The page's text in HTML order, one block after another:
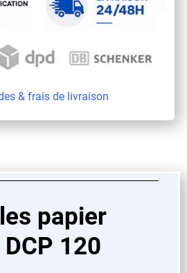
& frais de livraison
papier
120